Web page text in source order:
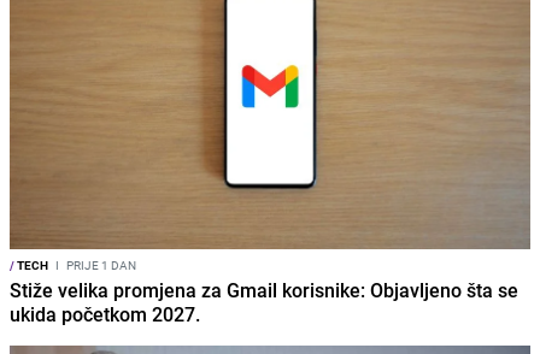
/TECH I PRIJE 1 DAN
Stiže velika promjena za Gmail korisnike: Objavljeno šta se
ukida početkom 2027.